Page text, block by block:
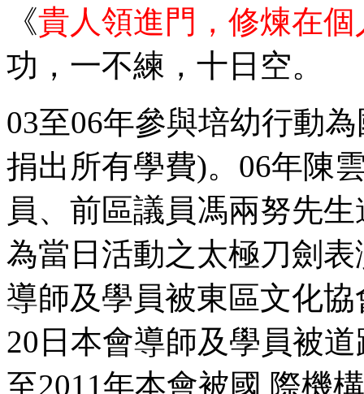
《貴人領進門，修煉在個
功，一不練，十日空。
03至06年參與培幼行動
捐出所有學費)。06年陳
員、前區議員馮兩努先
為當日活動之太極刀劍
導師及學員被東區文化
20日本會導師及學員被
至2011年本會被國 際機